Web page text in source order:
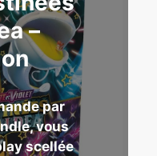
–
par
vous
scellée